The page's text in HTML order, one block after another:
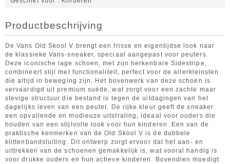
Productbeschrijving
De Vans Old Skool V brengt een frisse en eigentijdse look naar
de klassieke Vans-sneaker, speciaal aangepast voor peuters.
Deze iconische lage schoen, met zijn herkenbare Sidestripe,
combineert stijl met functionaliteit, perfect voor de allerkleinsten
die altijd in beweging zijn. Het bovenwerk van deze schoen is
vervaardigd uit premium suède, wat zorgt voor een zachte maar
stevige structuur die bestand is tegen de uitdagingen van het
dagelijks leven van een peuter. De rijke kleur geeft de sneaker
een opvallende en modieuze uitstraling, ideaal voor ouders die
houden van een stijlvolle look voor hun kinderen. Een van de
praktische kenmerken van de Old Skool V is de dubbele
klittenbandsluiting. Dit ontwerp zorgt ervoor dat het aan- en
uittrekken van de schoenen gemakkelijk is, wat vooral handig is
voor drukke ouders en hun actieve kinderen. Bovendien moedigt